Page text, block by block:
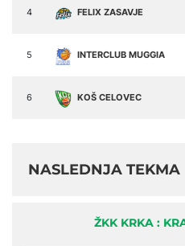
4 FELIX ZASAVJE
5 INTERCLUB MUGGIA
6 KOŠ CELOVEC
NASLEDNJA TEKMA
ŽKK KRKA :